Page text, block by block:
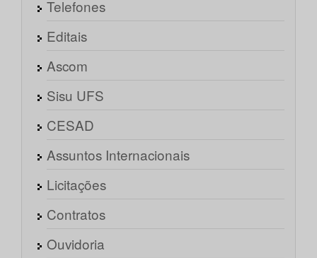
Telefones
Editais
Ascom
Sisu UFS
CESAD
Assuntos Internacionais
Licitações
Contratos
Ouvidoria